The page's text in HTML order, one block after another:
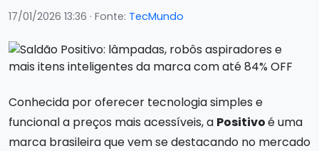
17/01/2026 13:36 · Fonte: TecMundo
Conhecida por oferecer tecnologia simples e
funcional a preços mais acessíveis, a Positivoé uma
marca brasileira que vem se destacando no mercado